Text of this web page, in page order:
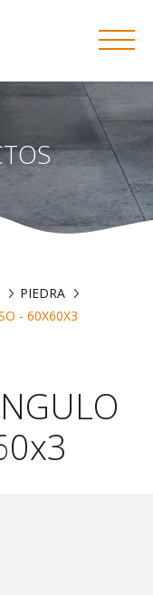
PIEDRA
- 60X60X3